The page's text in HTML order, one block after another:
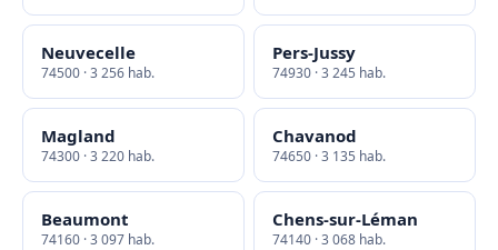
Neuvecelle
74500 · 3 256 hab.
Pers-Jussy
74930 · 3 245 hab.
Magland
74300 · 3 220 hab.
Chavanod
74650 · 3 135 hab.
Beaumont
74160 · 3 097 hab.
Chens-sur-Léman
74140 · 3 068 hab.